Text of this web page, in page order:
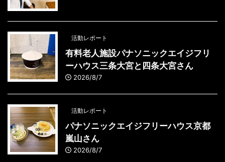
活動レポート
有料老人施設パナソニックエイジフリ
ーハウス三条大宮と四条大宮さん
2026/8/7
活動レポート
パナソニックエイジフリーハウス京都
嵐山さん
2026/8/7